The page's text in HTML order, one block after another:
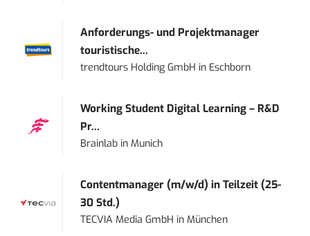
Anforderungs- und Projektmanager
touristische...
trendtours Holding GmbH in Eschborn
Working Student Digital Learning – R&D
Pr...
Brainlab inMunich
Contentmanager (m/w/d) in Teilzeit (25-
30 Std.)
TECVIA Media GmbH inMünchen